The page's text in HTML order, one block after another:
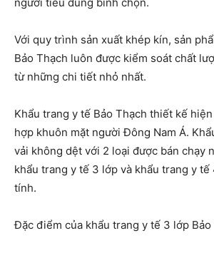
Với quy trình sản xuất khép kín, sản
Bảo Thạch luôn được kiểm soát chất
từ những chi tiết nhỏ nhất.
Khẩu trang y tế Bảo Thạch thiết kế
hợp khuôn mặt người Đông Nam Á.
vải không dệt với 2 loại được bán chạy
khẩu trang y tế 3 lớp và khẩu trang y
tính.
Đặc điểm của khẩu trang y tế 3 lớp Bảo